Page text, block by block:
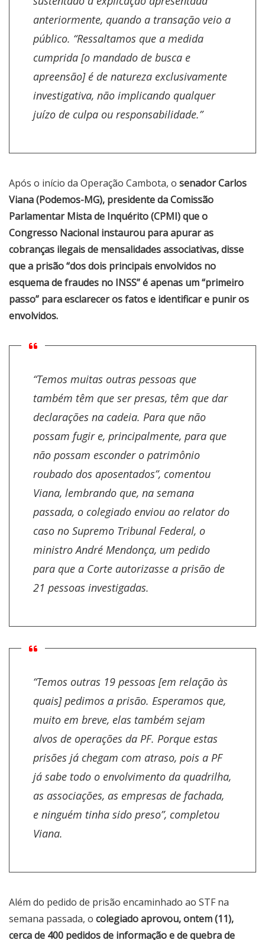
anteriormente, quando a transação veio a
público. “Ressaltamos que a medida
cumprida [o mandado de busca e
apreensão] é de natureza exclusivamente
investigativa, não implicando qualquer
juízo de culpa ou responsabilidade.”
Após o início da Operação Cambota, o senador Carlos
Viana (Podemos-MG), presidente da Comissão
Parlamentar Mista de Inquérito (CPMI) que o
Congresso Nacional instaurou para apurar as
cobranças ilegais de mensalidades associativas, disse
que a prisão “dos dois principais envolvidos no
esquema de fraudes no INSS” é apenas um “primeiro
passo” para esclarecer os fatos e identificar e punir os
envolvidos.
“Temos muitas outras pessoas que
também têm que ser presas, têm que dar
declarações na cadeia. Para que não
possam fugir e, principalmente, para que
não possam esconder o patrimônio
roubado dos aposentados”, comentou
Viana, lembrando que, na semana
passada, o colegiado enviou ao relator do
caso no Supremo Tribunal Federal, o
ministro André Mendonça, um pedido
para que a Corte autorizasse a prisão de
21 pessoas investigadas.
“Temos outras 19 pessoas [em relação às
quais] pedimos a prisão. Esperamos que,
muito em breve, elas também sejam
alvos de operações da PF. Porque estas
prisões já chegam com atraso, pois a PF
já sabe todo o envolvimento da quadrilha,
as associações, as empresas de fachada,
e ninguém tinha sido preso”, completou
Viana.
Além do pedido de prisão encaminhado ao STF na
semana passada, o colegiado aprovou, ontem (11),
cerca de 400 pedidos de informação e de quebra de